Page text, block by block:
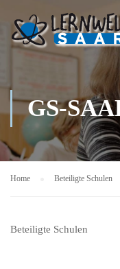
GS-
Home Beteiligte Schulen
Beteiligte Schulen